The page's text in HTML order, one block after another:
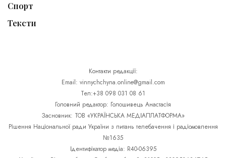
Спорт
Тексти
Контакти редакції:
Email: vinnychchyna.online@gmail.com
Тел:+38 098 031 08 61
Головний редактор: Голошивець Анастасія
Засновник: ТОВ «УКРАЇНСЬКА МЕДІАПЛАТФОРМА»
Рішення Національної ради України з питань телебачення і радіомовлення
№1635
Ідентифікатор медіа: R40-06395